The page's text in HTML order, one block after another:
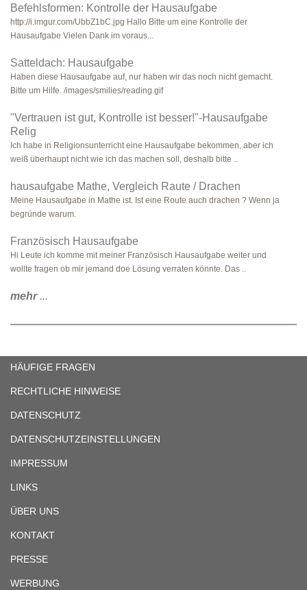
Befehlsformen: Kontrolle der Hausaufgabe
http://i.imgur.com/UbbZ1bC.jpg Hallo Bitte um eine Kontrolle der
Hausaufgabe Vielen Dank im voraus...
Satteldach: Hausaufgabe
Haben diese Hausaufgabe auf, nur haben wir das noch nicht gemacht.
Bitte um Hilfe. /images/smilies/reading.gif
"Vertrauen ist gut, Kontrolle ist besser!"-Hausaufgabe
Relig
Ich habe in Religionsunterricht eine Hausaufgabe bekommen, aber ich
weiß überhaupt nicht wie ich das machen soll, deshalb bitte ..
hausaufgabe Mathe, Vergleich Raute / Drachen
Meine Hausaufgabe in Mathe ist. Ist eine Route auch drachen ? Wenn ja
begründe warum.
Französisch Hausaufgabe
Hi Leute ich komme mit meiner Französisch Hausaufgabe weiter und
wollte fragen ob mir jemand doe Lösung verraten könnte. Das ..
mehr...
HÄUFIGE FRAGEN
RECHTLICHE HINWEISE
DATENSCHUTZ
DATENSCHUTZEINSTELLUNGEN
IMPRESSUM
LINKS
ÜBER UNS
KONTAKT
PRESSE
WERBUNG